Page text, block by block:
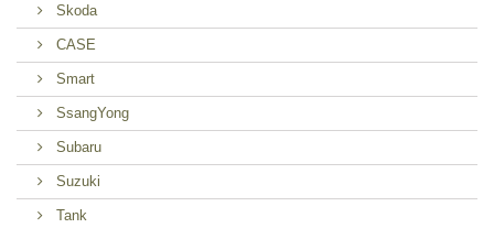
Skoda
CASE
Smart
SsangYong
Subaru
Suzuki
Tank